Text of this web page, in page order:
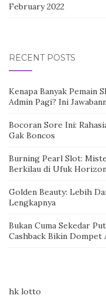
February 2022
RECENT POSTS
Kenapa Banyak Pemain
Admin Pagi? Ini
Bocoran Sore Ini:
Gak Boncos
Burning Pearl Slot:
Berkilau di Ufuk
Golden Beauty: Lebih
Lengkapnya
Bukan Cuma Sekedar
Cashback Bikin Dompet
hk lotto